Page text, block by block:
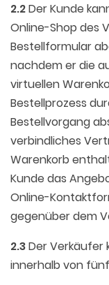
2.2Der Kunde
Online-Shop des
Bestellformular
nachdem er die
virtuellen
Bestellprozess
Bestellvorgang
verbindliches
Warenkorb
Kunde das
Online-
gegenüber dem
2.3Der Verkäufer
innerhalb von